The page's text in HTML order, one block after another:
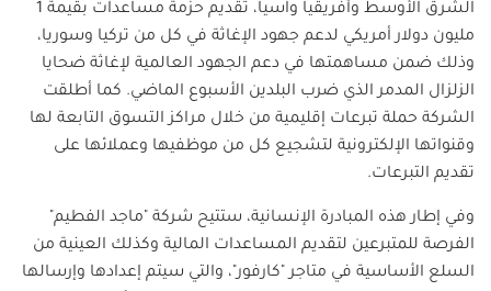
الشرق الأوسط وأفريقيا وآسيا، تقديم حزمة مساعدات بقيمة 1
مليون دولار أمريكي لدعم جهود الإغاثة في كل من تركيا وسوريا،
وذلك ضمن مساهمتها في دعم الجهود العالمية لإغاثة ضحايا
الزلزال المدمر الذي ضرب البلدين الأسبوع الماضي. كما أطلقت
الشركة حملة تبرعات إقليمية من خلال مراكز التسوق التابعة لها
وقنواتها الإلكترونية لتشجيع كل من موظفيها وعملائها على
تقديم التبرعات.
وفي إطار هذه المبادرة الإنسانية، ستتيح شركة "ماجد الفطيم"
الفرصة للمتبرعين لتقديم المساعدات المالية وكذلك العينية من
السلع الأساسية في متاجر "كارفور"، والتي سيتم إعدادها وإرسالها